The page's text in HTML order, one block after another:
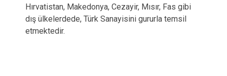
Hırvatistan, Makedonya, Cezayir, Mısır, Fas gibi
dış ülkelerdede, Türk Sanayisini gururla temsil
etmektedir.